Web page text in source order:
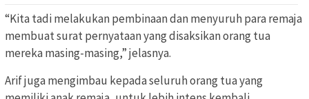
“Kita tadi melakukan pembinaan dan menyuruh para remaja
membuat surat pernyataan yang disaksikan orang tua
mereka masing-masing,” jelasnya.
Arif juga mengimbau kepada seluruh orang tua yang